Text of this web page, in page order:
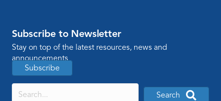
Subscribe to Newsletter
Stay on top of the latest resources, news and
announcements
Subscribe
Search